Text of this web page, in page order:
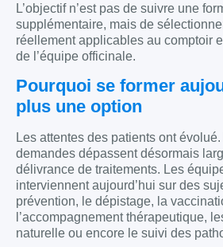
L’objectif n’est pas de suivre une
supplémentaire, mais de
réellement applicables au comptoir
de l’équipe officinale.
Pourquoi se former
plus une option
Les attentes des patients ont
demandes dépassent désormais
délivrance de traitements. Les
interviennent aujourd’hui sur des
prévention, le dépistage, la
l’accompagnement thérapeutique,
naturelle ou encore le suivi des